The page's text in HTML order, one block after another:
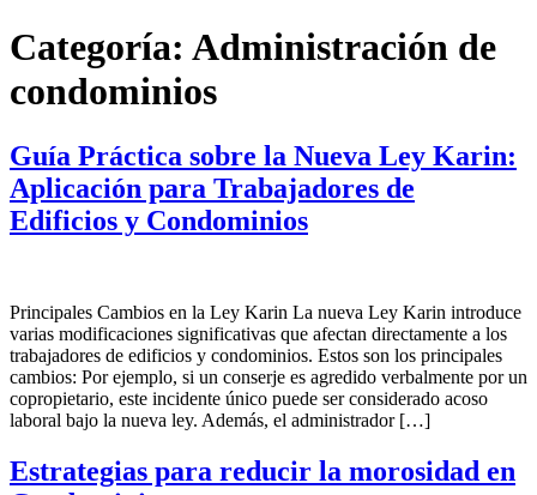
Categoría: Administración de
condominios
Guía Práctica sobre la Nueva Ley Karin:
Aplicación para Trabajadores de
Edificios y Condominios
Principales Cambios en la Ley Karin La nueva Ley Karin introduce
varias modificaciones significativas que afectan directamente a los
trabajadores de edificios y condominios. Estos son los principales
cambios: Por ejemplo, si un conserje es agredido verbalmente por un
copropietario, este incidente único puede ser considerado acoso
laboral bajo la nueva ley. Además, el administrador […]
Estrategias para reducir la morosidad en